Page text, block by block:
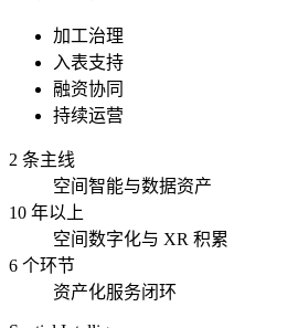
加工治理
入表支持
融资协同
持续运营
2 条主线
空间智能与数据资产
10 年以上
空间数字化与 XR 积累
6 个环节
资产化服务闭环